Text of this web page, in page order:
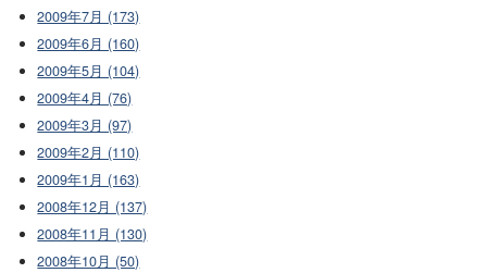
2009年7月 (173)
2009年6月 (160)
2009年5月 (104)
2009年4月 (76)
2009年3月 (97)
2009年2月 (110)
2009年1月 (163)
2008年12月 (137)
2008年11月 (130)
2008年10月 (50)